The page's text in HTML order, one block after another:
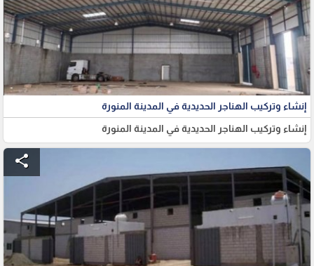
إنشاء وتركيب الهناجر الحديدية في المدينة المنورة
إنشاء وتركيب الهناجر الحديدية في المدينة المنورة
share